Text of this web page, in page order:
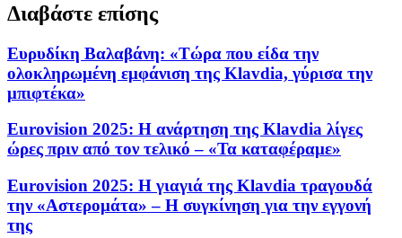
Διαβάστε επίσης
Ευρυδίκη Βαλαβάνη: «Τώρα που είδα την
ολοκληρωμένη εμφάνιση της Klavdia, γύρισα την
μπιφτέκα»
Eurovision 2025: Η ανάρτηση της Klavdia λίγες
ώρες πριν από τον τελικό – «Τα καταφέραμε»
Eurovision 2025: Η γιαγιά της Klavdia τραγουδά
την «Αστερομάτα» – Η συγκίνηση για την εγγονή
της